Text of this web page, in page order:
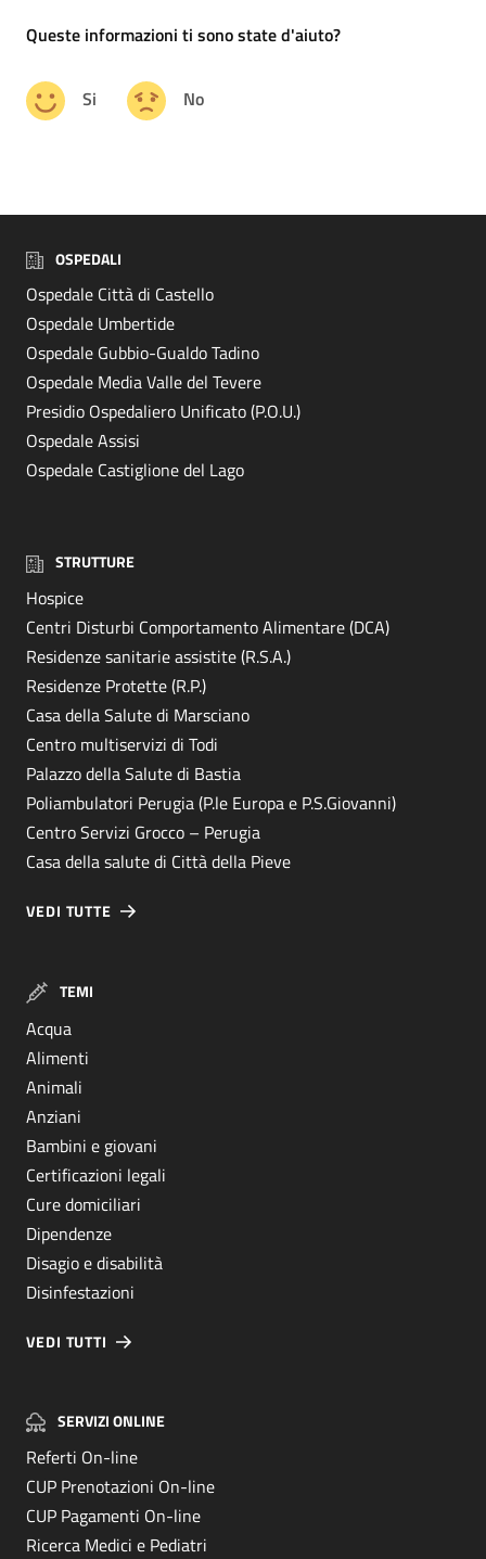
Queste informazioni ti sono state d'aiuto?
Si No
OSPEDALI
Ospedale Città di Castello
Ospedale Umbertide
Ospedale Gubbio-Gualdo Tadino
Ospedale Media Valle del Tevere
Presidio Ospedaliero Unificato (P.O.U.)
Ospedale Assisi
Ospedale Castiglione del Lago
STRUTTURE
Hospice
Centri Disturbi Comportamento Alimentare (DCA)
Residenze sanitarie assistite (R.S.A.)
Residenze Protette (R.P.)
Casa della Salute di Marsciano
Centro multiservizi di Todi
Palazzo della Salute di Bastia
Poliambulatori Perugia (P.le Europa e P.S.Giovanni)
Centro Servizi Grocco – Perugia
Casa della salute di Città della Pieve
VEDI TUTTE
TEMI
Acqua
Alimenti
Animali
Anziani
Bambini e giovani
Certificazioni legali
Cure domiciliari
Dipendenze
Disagio e disabilità
Disinfestazioni
VEDI TUTTI
SERVIZI ONLINE
Referti On-line
CUP Prenotazioni On-line
CUP Pagamenti On-line
Ricerca Medici e Pediatri